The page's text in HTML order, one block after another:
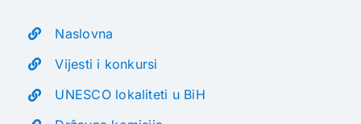
Naslovna
Vijesti i konkursi
UNESCO lokaliteti u BiH